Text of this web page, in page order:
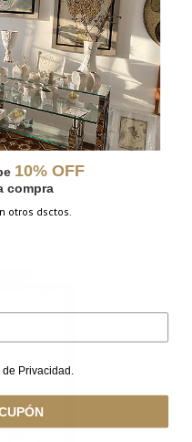
10% OFF
compra
otros dsctos.
Privacidad.